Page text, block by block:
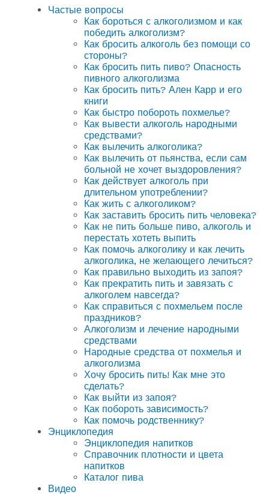
Частые вопросы
Как бороться с алкоголизмом и как
победить алкоголизм?
Как бросить алкоголь без помощи со
стороны?
Как бросить пить пиво? Опасность
пивного алкоголизма
Как бросить пить? Ален Карр и его
книги
Как быстро побороть похмелье?
Как вывести алкоголь народными
средствами?
Как вылечить алкоголика?
Как вылечить от пьянства, если сам
больной не хочет выздоровления?
Как действует алкоголь при
длительном употреблении?
Как жить с алкоголиком?
Как заставить бросить пить человека?
Как не пить больше пиво, алкоголь и
перестать хотеть выпить
Как помочь алкоголику и как лечить
алкоголика, не желающего лечиться?
Как правильно выходить из запоя?
Как прекратить пить и завязать с
алкоголем навсегда?
Как справиться с похмельем после
праздников?
Алкоголизм и лечение народными
средствами
Народные средства от похмелья и
алкоголизма
Хочу бросить пить! Как мне это
сделать?
Как выйти из запоя?
Как побороть зависимость?
Как помочь родственнику?
Энциклопедия
Энциклопедия напитков
Справочник плотности и цвета
напитков
Каталог пива
Видео